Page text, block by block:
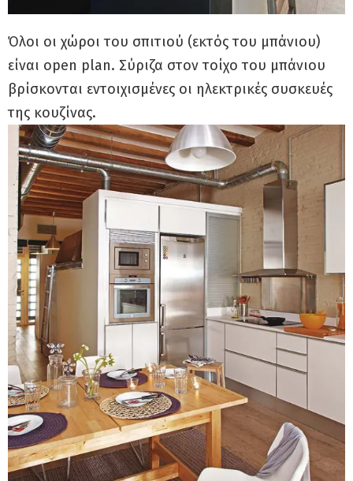
Όλοι οι χώροι του σπιτιού (εκτός του μπάνιου)
είναι open plan. Σύριζα στον τοίχο του μπάνιου
βρίσκονται εντοιχισμένες οι ηλεκτρικές συσκευές
της κουζίνας.